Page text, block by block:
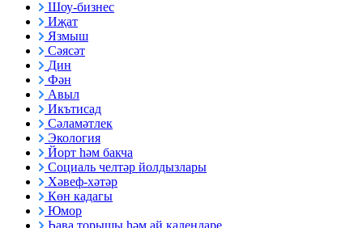
Шоу-бизнес
Иҗат
Язмыш
Сәясәт
Дин
Фән
Авыл
Икътисад
Сәламәтлек
Экология
Йорт һәм бакча
Социаль челтәр йолдызлары
Хәвеф-хәтәр
Көн кадагы
Юмор
Һава торышы һәм ай календаре